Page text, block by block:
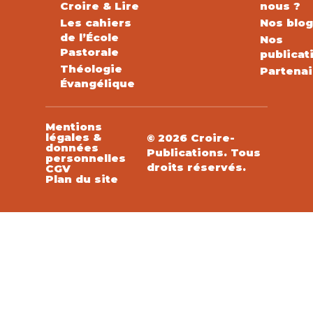
Croire & Lire
Les cahiers
de l’École
Pastorale
Théologie
Évangélique
nous ?
Nos
Nos
Mentions
légales &
données
personnelles
CGV
Plan du site
© 2026 Croire-
Publications. Tous
droits réservés.